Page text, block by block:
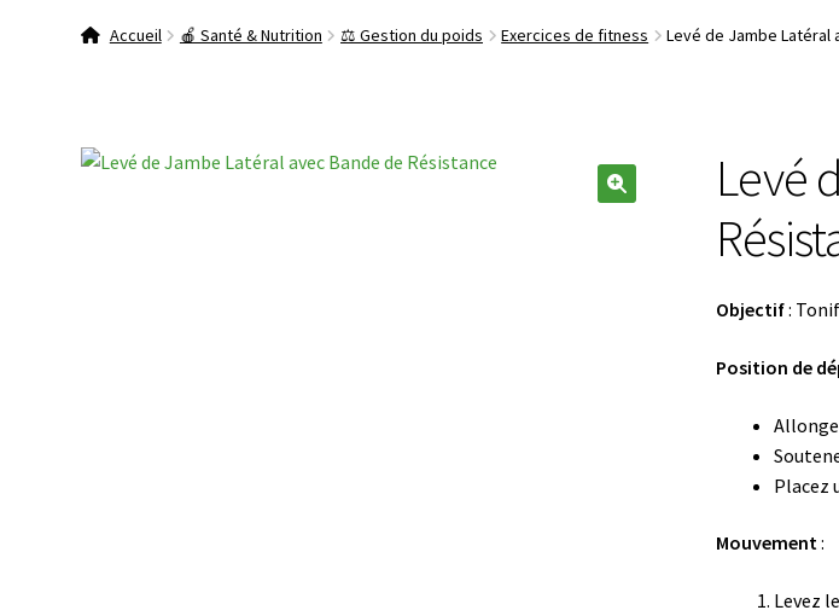
Accueil 🍎 Santé & Nutrition ⚖️ Gestion du poids Exercices de fitness Levé de Jambe Latéral
Levé
Objectif:
Position de
Placez
Mouvement:
Levez